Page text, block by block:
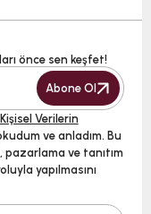
önce sen keşfet!
Abone Ol
Verilerin
ve anladım. Bu
pazarlama ve tanıtım
yapılmasını